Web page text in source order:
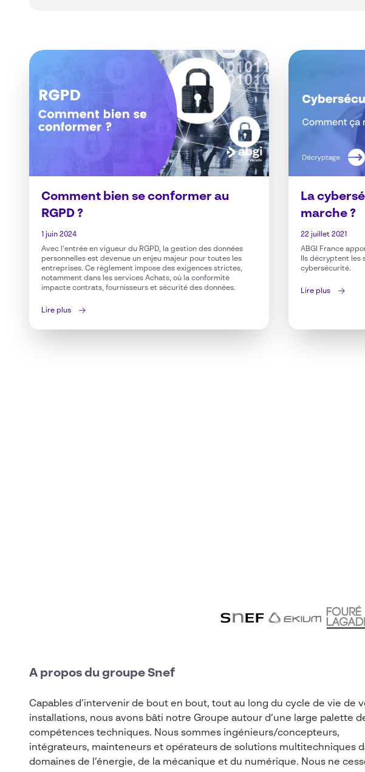
Comment bien se conformer au
RGPD ?
1 juin 2024
Avec l’entrée en vigueur du RGPD, la gestion des données
personnelles est devenue un enjeu majeur pour toutes les
entreprises. Ce règlement impose des exigences strictes,
notamment dans les services Achats, où la conformité
impacte contrats, fournisseurs et sécurité des données.
Lire plus
La
marche ?
22 juillet 2021
ABGI France
Ils décryptent les
cybersécurité.
Lire plus
A propos du groupe Snef
Capables d’intervenir de bout en bout, tout au long du cycle de vie de
installations, nous avons bâti notre Groupe autour d’une large palette
compétences techniques. Nous sommes ingénieurs/concepteurs,
intégrateurs, mainteneurs et opérateurs de solutions multitechniques
domaines de l’énergie, de la mécanique et du numérique. Nous ne